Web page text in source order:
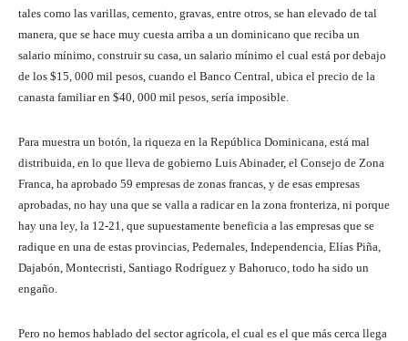
tales como las varillas, cemento, gravas, entre otros, se han elevado de tal
manera, que se hace muy cuesta arriba a un dominicano que reciba un
salario mínimo, construir su casa, un salario mínimo el cual está por debajo
de los $15, 000 mil pesos, cuando el Banco Central, ubica el precio de la
canasta familiar en $40, 000 mil pesos, sería imposible.
Para muestra un botón, la riqueza en la República Dominicana, está mal
distribuida, en lo que lleva de gobierno Luis Abinader, el Consejo de Zona
Franca, ha aprobado 59 empresas de zonas francas, y de esas empresas
aprobadas, no hay una que se valla a radicar en la zona fronteriza, ni porque
hay una ley, la 12-21, que supuestamente beneficia a las empresas que se
radique en una de estas provincias, Pedernales, Independencia, Elías Piña,
Dajabón, Montecristi, Santiago Rodríguez y Bahoruco, todo ha sido un
engaño.
Pero no hemos hablado del sector agrícola, el cual es el que más cerca llega